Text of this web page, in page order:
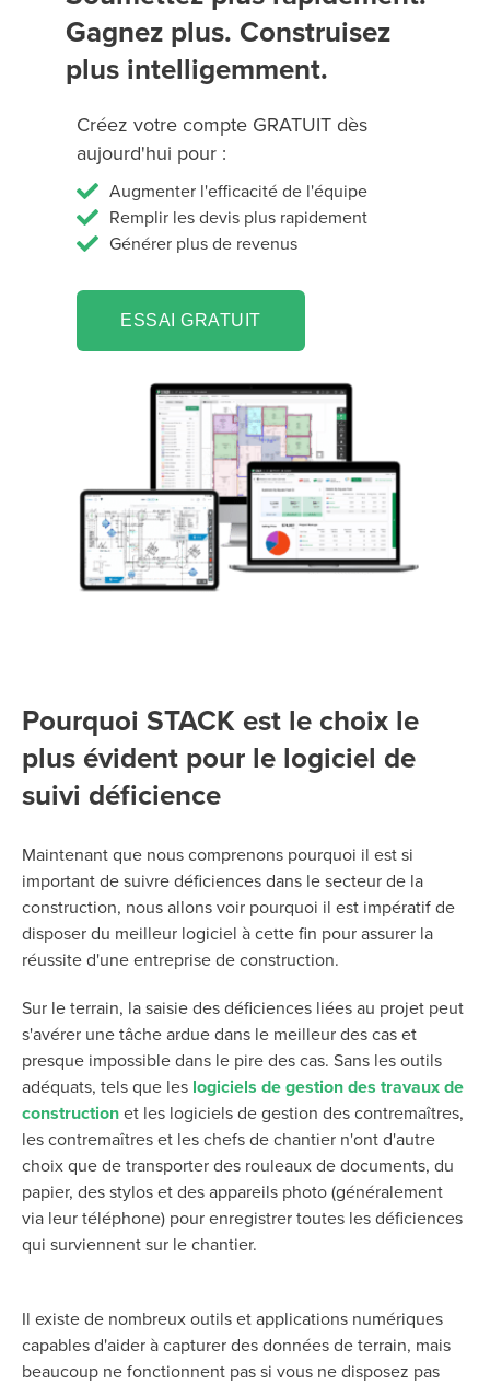
Gagnez plus. Construisez
plus intelligemment.
Créez votre compte GRATUIT dès
aujourd'hui pour :
Augmenter l'efficacité de l'équipe
Remplir les devis plus rapidement
Générer plus de revenus
ESSAI GRATUIT
Pourquoi STACK est le choix le
plus évident pour le logiciel de
suivi déficience
Maintenant que nous comprenons pourquoi il est si
important de suivre déficiences dans le secteur de la
construction, nous allons voir pourquoi il est impératif de
disposer du meilleur logiciel à cette fin pour assurer la
réussite d'une entreprise de construction.
Sur le terrain, la saisie des déficiences liées au projet peut
s'avérer une tâche ardue dans le meilleur des cas et
presque impossible dans le pire des cas. Sans les outils
adéquats, tels que les logiciels de gestion des travaux de
construction et les logiciels de gestion des contremaîtres,
les contremaîtres et les chefs de chantier n'ont d'autre
choix que de transporter des rouleaux de documents, du
papier, des stylos et des appareils photo (généralement
via leur téléphone) pour enregistrer toutes les déficiences
qui surviennent sur le chantier.
Il existe de nombreux outils et applications numériques
capables d'aider à capturer des données de terrain, mais
beaucoup ne fonctionnent pas si vous ne disposez pas